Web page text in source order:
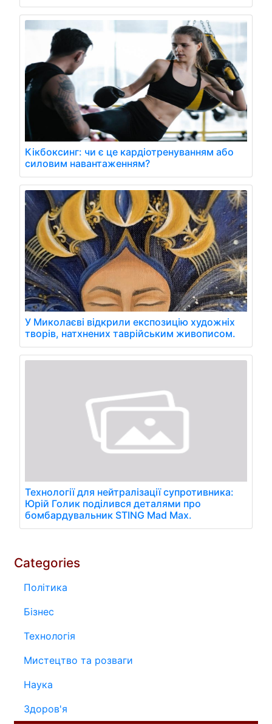
Кікбоксинг: чи є це кардіотренуванням або
силовим навантаженням?
У Миколаєві відкрили експозицію художніх
творів, натхнених таврійським живописом.
Технології для нейтралізації супротивника:
Юрій Голик поділився деталями про
бомбардувальник STING Mad Max.
Categories
Політика
Бізнес
Технологія
Мистецтво та розваги
Наука
Здоров'я